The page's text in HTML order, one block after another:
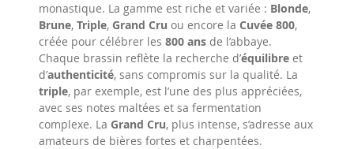
monastique. La gamme est riche et variée : Blonde,
Brune, Triple, Grand Cru ou encore la Cuvée 800,
créée pour célébrer les 800 ans de l’abbaye.
Chaque brassin reflète la recherche d’équilibre et
d’authenticité, sans compromis sur la qualité. La
triple, par exemple, est l’une des plus appréciées,
avec ses notes maltées et sa fermentation
complexe. La Grand Cru, plus intense, s’adresse aux
amateurs de bières fortes et charpentées.